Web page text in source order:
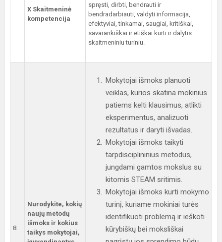
X Skaitmeninė
kompetencija
spręsti, dirbti, bendrauti ir
bendradarbiauti, valdyti informacija,
efektyviai, tinkamai, saugiai, kritiškai,
savarankiškai ir etiškai kurti ir dalytis
skaitmeniniu turiniu.
8.
Nurodykite, kokių
naujų metodų
išmoks ir kokius
taikys mokytojai,
Mokytojai išmoks planuoti
veiklas, kurios skatina mokinius
patiems kelti klausimus, atlikti
eksperimentus, analizuoti
rezultatus ir daryti išvadas.
Mokytojai išmoks taikyti
tarpdisciplininius metodus,
jungdami gamtos mokslus su
kitomis STEAM sritimis.
Mokytojai išmoks kurti mokymo
turinį, kuriame mokiniai turės
identifikuoti problemą ir ieškoti
kūrybiškų bei moksliškai